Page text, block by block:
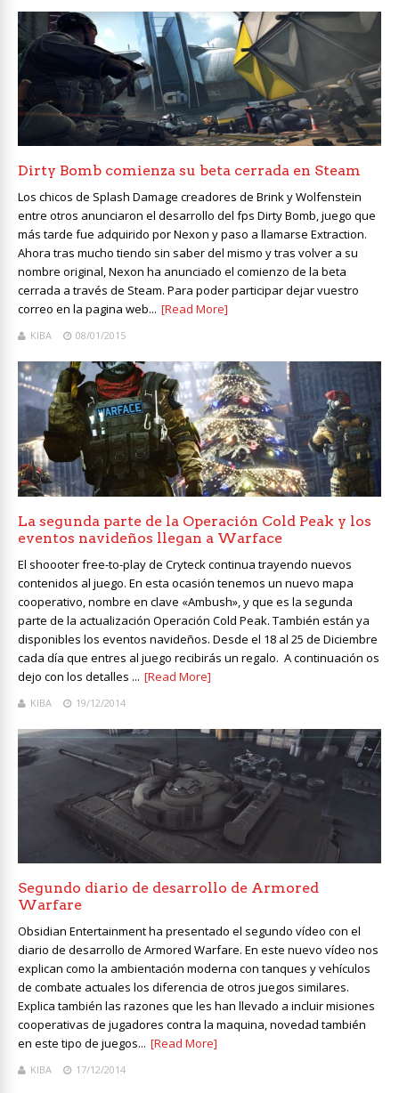
Dirty Bomb comienza su beta cerrada en Steam
Los chicos de Splash Damage creadores de Brink y Wolfenstein
entre otros anunciaron el desarrollo del fps Dirty Bomb, juego que
más tarde fue adquirido por Nexon y paso a llamarse Extraction.
Ahora tras mucho tiendo sin saber del mismo y tras volver a su
nombre original, Nexon ha anunciado el comienzo de la beta
cerrada a través de Steam. Para poder participar dejar vuestro
correo en la pagina web... [Read More]
KIBA 08/01/2015
La segunda parte de la Operación Cold Peak y los
eventos navideños llegan a Warface
El shoooter free-to-play de Cryteck continua trayendo nuevos
contenidos al juego. En esta ocasión tenemos un nuevo mapa
cooperativo, nombre en clave «Ambush», y que es la segunda
parte de la actualización Operación Cold Peak. También están ya
disponibles los eventos navideños. Desde el 18 al 25 de Diciembre
cada día que entres al juego recibirás un regalo. A continuación os
dejo con los detalles ... [Read More]
KIBA 19/12/2014
Segundo diario de desarrollo de Armored
Warfare
Obsidian Entertainment ha presentado el segundo vídeo con el
diario de desarrollo de Armored Warfare. En este nuevo vídeo nos
explican como la ambientación moderna con tanques y vehículos
de combate actuales los diferencia de otros juegos similares.
Explica también las razones que les han llevado a incluir misiones
cooperativas de jugadores contra la maquina, novedad también
en este tipo de juegos... [Read More]
KIBA 17/12/2014